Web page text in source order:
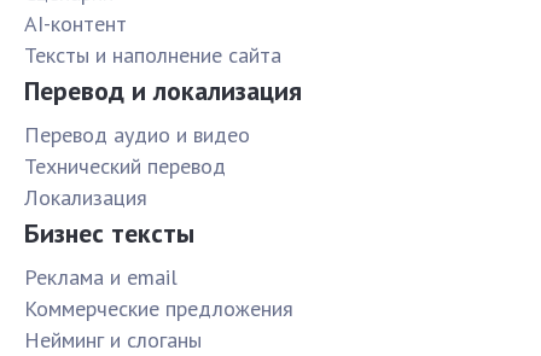
AI-контент
Тексты и наполнение сайта
Перевод и локализация
Перевод аудио и видео
Технический перевод
Локализация
Бизнес тексты
Реклама и email
Коммерческие предложения
Нейминг и слоганы